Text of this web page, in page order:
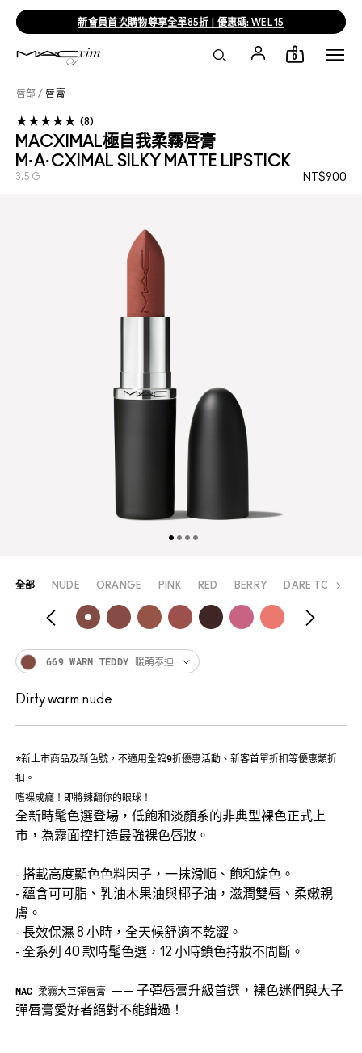
新會員首次購物尊享全單85折 | 優惠碼: WEL15
0
唇部 / 唇膏
MACXIMAL極自我柔霧唇膏
M·A·CXIMAL SILKY MATTE LIPSTICK
NT$900
3.5 G
8
*新上市商品及新色號，不適用全館9折優惠活動、新客首單折扣等優惠類折
扣。
嗜裸成癮！即將辣翻你的眼球！
全新時髦色選登場，低飽和淡顏系的非典型裸色正式上
市，為霧面控打造最強裸色唇妝。
- 搭載高度顯色色料因子，一抹滑順、飽和綻色。
- 蘊含可可脂、乳油木果油與椰子油，滋潤雙唇、柔嫩親
膚。
- 長效保濕 8 小時，全天候舒適不乾澀。
- 全系列 40 款時髦色選，12 小時鎖色持妝不間斷。
MAC 柔霧大巨彈唇膏 —— 子彈唇膏升級首選，裸色迷們與大子
彈唇膏愛好者絕對不能錯過！
全部 NUDE ORANGE PINK RED BERRY DARE TO WEAR
669 WARM TEDDY 暖萌泰迪
Dirty warm nude